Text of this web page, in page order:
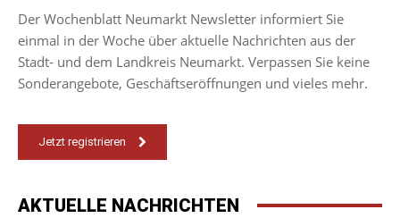
Der Wochenblatt Neumarkt Newsletter informiert Sie
einmal in der Woche über aktuelle Nachrichten aus der
Stadt- und dem Landkreis Neumarkt. Verpassen Sie keine
Sonderangebote, Geschäftseröffnungen und vieles mehr.
Jetzt registrieren
AKTUELLE NACHRICHTEN